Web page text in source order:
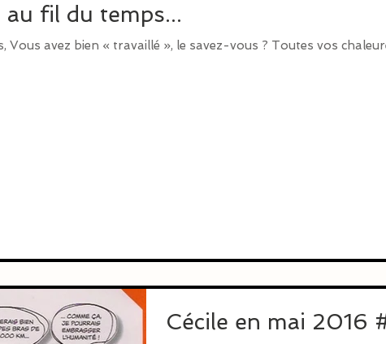
fil du temps...
Vous avez bien « travaillé », le savez-vous ? Toutes vos
Cécile en mai 2016